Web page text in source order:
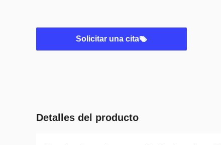
Solicitar una cita
Detalles del producto